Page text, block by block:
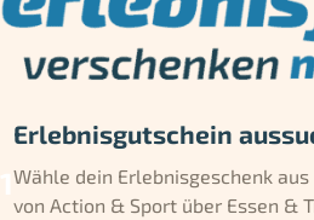
Erlebnisgutschein
Wähle dein Erlebnisgeschenk
von Action & Sport über Essen &